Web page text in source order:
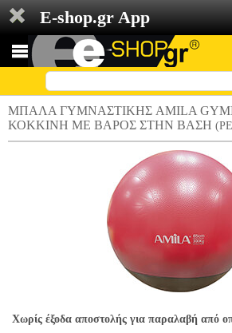
E-shop.gr App
ΜΠΑΛΑ ΓΥΜΝΑΣΤΙΚΗΣ AMILA
ΚΟΚΚΙΝΗ ΜΕ ΒΑΡΟΣ ΣΤΗΝ ΒΑΣΗ
Χωρίς έξοδα αποστολής για παραλαβή από